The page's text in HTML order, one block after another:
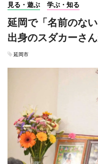
見る・遊ぶ 学ぶ・知る
延岡で「名前のな
出身のスダカーさ
延岡市